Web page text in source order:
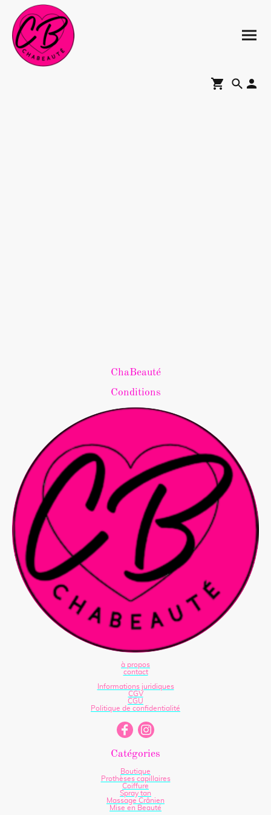
ChaBeauté
Conditions
à propos
contact
Informations juridiques
CGV
CGU
Politique de confidentialité
Catégories
Boutique
Prothèses capillaires
Coiffure
Spray tan
Massage Crânien
Mise en Beauté